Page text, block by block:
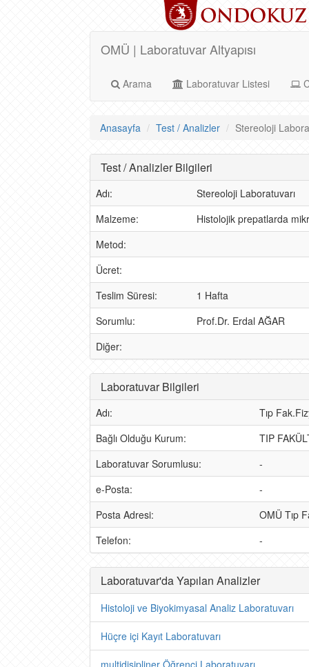
OMÜ | Laboratuvar Altyapısı
Arama Laboratuvar Listesi
Anasayfa Test / Analizler Stereoloji
Test / Analizler Bilgileri
Adı:
Stereoloji Laboratuvarı
Malzeme:
Histolojik prepatlarda
Metod:
Ücret:
Teslim Süresi:
1 Hafta
Sorumlu:
Prof.Dr. Erdal AĞAR
Diğer:
Laboratuvar Bilgileri
Adı:
Tıp
Bağlı Olduğu Kurum:
TIP
Laboratuvar Sorumlusu:
-
e-Posta:
-
Posta Adresi:
OMÜ Tıp
Telefon:
-
Laboratuvar'da Yapılan Analizler
Histoloji ve Biyokimyasal Analiz Laboratuvarı
Hüçre içi Kayıt Laboratuvarı
multidisipliner Öğrenci Laboratuvarı